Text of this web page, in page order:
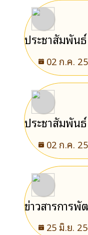
ประชาสัมพัน
02 ก.ค.
ประชาสัมพันธ์
02 ก.ค.
ข่าวสารการ
25 มิ.ย.